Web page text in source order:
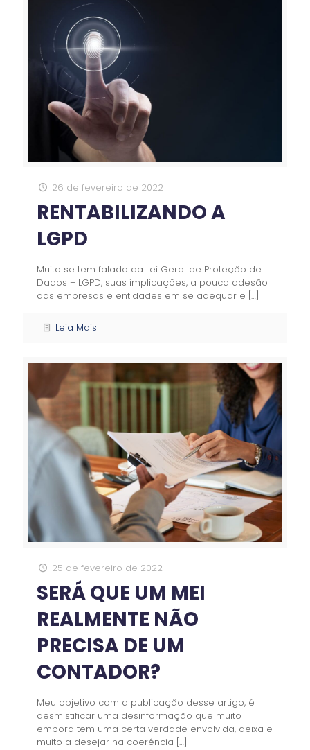
26 de fevereiro de 2022
RENTABILIZANDO A
LGPD
Muito se tem falado da Lei Geral de Proteção de
Dados – LGPD, suas implicações, a pouca adesão
das empresas e entidades em se adequar e […]
Leia Mais
25 de fevereiro de 2022
SERÁ QUE UM MEI
REALMENTE NÃO
PRECISA DE UM
CONTADOR?
Meu objetivo com a publicação desse artigo, é
desmistificar uma desinformação que muito
embora tem uma certa verdade envolvida, deixa e
muito a desejar na coerência […]